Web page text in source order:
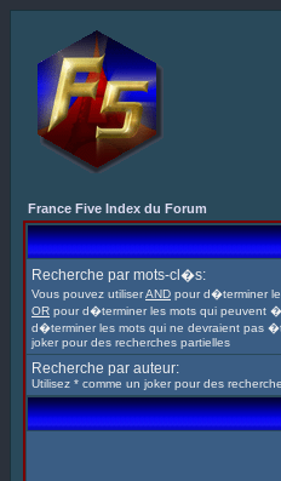
France Five Index du Forum
Recherche par mots-cl�s:
Vous pouvez utiliserAND pour d�terminer
OR pour d�terminer les mots qui peuvent
d�terminer les mots qui ne devraient pas
joker pour des recherches partielles
Recherche par auteur:
Utilisez * comme un joker pour des